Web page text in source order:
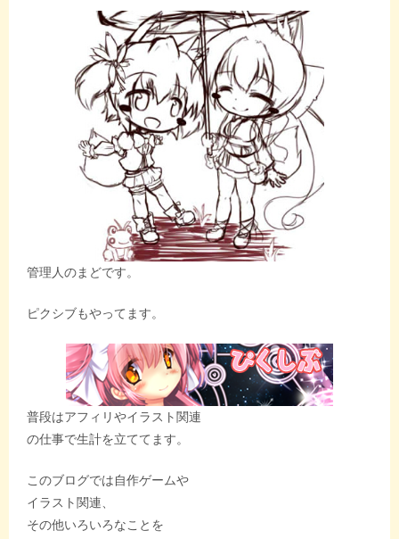
管理人のまどです。
ピクシブもやってます。
普段はアフィリやイラスト関連
の仕事で生計を立ててます。
このブログでは自作ゲームや
イラスト関連、
その他いろいろなことを